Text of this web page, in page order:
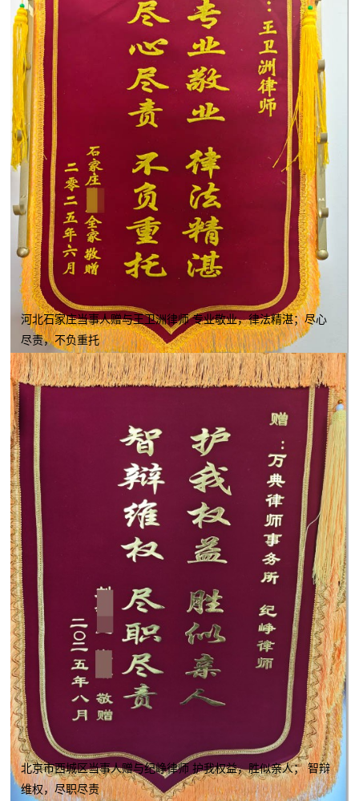
河北石家庄当事人赠与王卫洲律师 专业敬业，律法精湛；尽心
尽责，不负重托
北京市西城区当事人赠与纪峥律师 护我权益，胜似亲人； 智辩
维权，尽职尽责